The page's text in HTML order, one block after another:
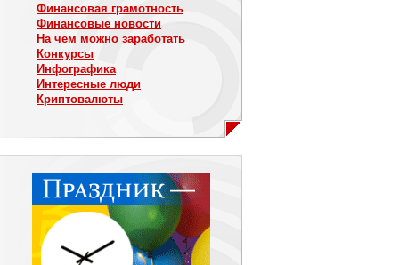
Финансовая грамотность
Финансовые новости
На чем можно заработать
Конкурсы
Инфографика
Интересные люди
Криптовалюты